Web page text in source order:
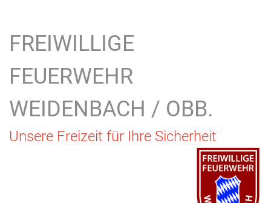
FREIWILLIGE
FEUERWEHR
WEIDENBACH / OBB.
Unsere Freizeit für Ihre Sicherheit